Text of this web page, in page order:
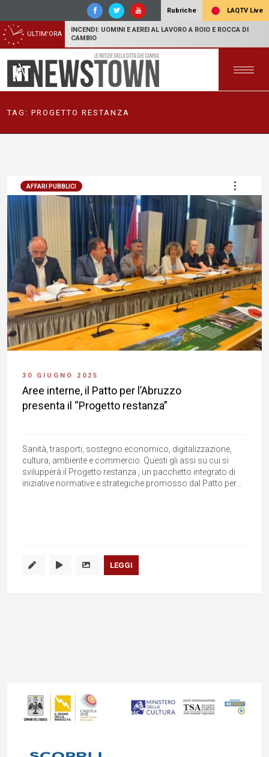
Rubriche LAQTV Live
ULTIM'ORA
INCENDI: UOMINI E AEREI AL LAVORO A ROIO E ROCCA DI
CAMBIO
TAG: PROGETTO RESTANZA
AFFARI PUBBLICI
30 GIUGNO 2025
Aree interne, il Patto per l’Abruzzo
presenta il “Progetto restanza”
Sanità, trasporti, sostegno economico, digitalizzazione,
cultura, ambiente e commercio. Questi gli assi su cui si
svilupperà il Progetto restanza , un pacchetto integrato di
iniziative normative e strategiche promosso dal Patto per...
LEGGI